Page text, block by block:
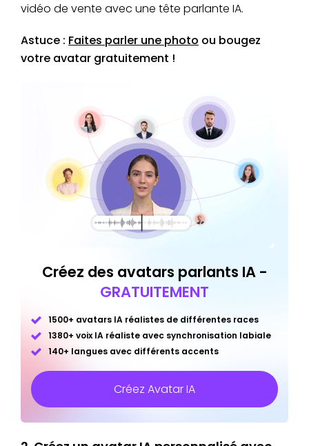
vidéo de vente avec une tête parlante IA.
Astuce : Faites parler une photo ou bougez
votre avatar gratuitement !
Créez des avatars parlants IA -
GRATUITEMENT
1500+ avatars IA réalistes de différentes races
1380+ voix IA réaliste avec synchronisation labiale
140+ langues avec différents accents
Créez Avatar IA